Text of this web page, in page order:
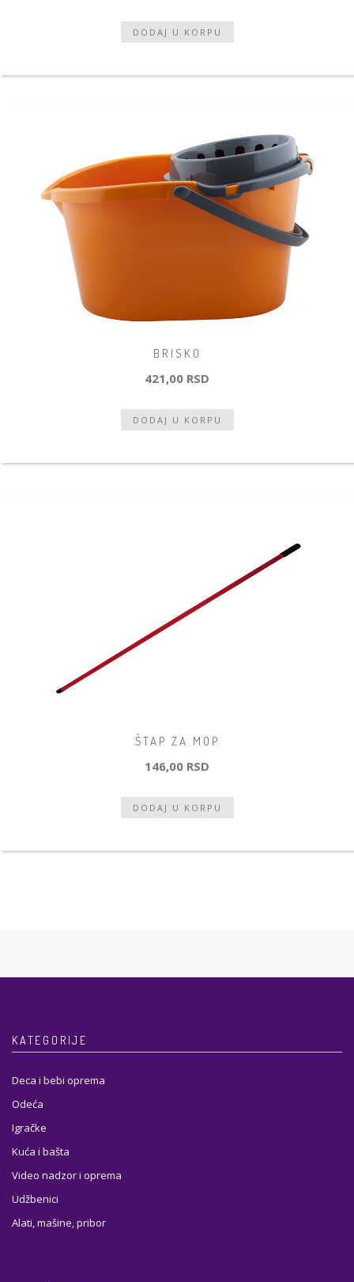
BRISKO
421,00 RSD
ŠTAP ZA MOP
146,00 RSD
KATEGORIJE
Deca i bebi oprema
Odeća
Igračke
Kuća i bašta
Video nadzor i oprema
Udžbenici
Alati, mašine, pribor